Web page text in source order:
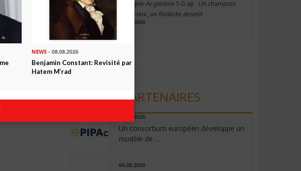
Espagne-Argentine 1-0 ap : Un champion
valeureux, un finaliste absent
19.07.2026
PARTENAIRES
06.08.2026
Un consortium européen développe un
modèle de ...
04.08.2026
NEWS- 08.08.2026
Benjamin Constant: Revisité par
Hatem M’rad